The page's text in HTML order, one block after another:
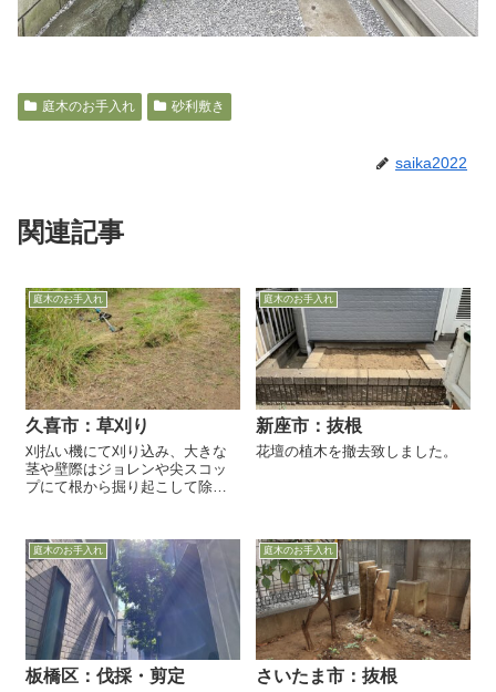
庭木のお手入れ 砂利敷き
saika2022
関連記事
庭木のお手入れ
久喜市：草刈り
刈払い機にて刈り込み、大きな
茎や壁際はジョレンや尖スコッ
プにて根から掘り起こして除去
庭木のお手入れ
新座市：抜根
花壇の植木を撤去致しました。
庭木のお手入れ
板橋区：伐採・剪定
庭木のお手入れ
さいたま市：抜根